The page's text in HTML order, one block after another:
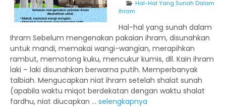
Hal-Hal Yang Sunah Dalam
Ihram
Hal-hal yang sunah dalam
Ihram Sebelum mengenakan pakaian ihram, disunahkan
untuk mandi, memakai wangi-wangian, merapihkan
rambut, memotong kuku, mencukur kumis, dll. Kain ihram
laki – laki disunahkan berwarna putih. Memperbanyak
talbiah. Mengucapkan niat ihram setelah shalat sunah
(apabila waktu miqot berdekatan dengan waktu shalat
fardhu, niat diucapkan ... selengkapnya